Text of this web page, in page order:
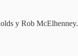
y Rob